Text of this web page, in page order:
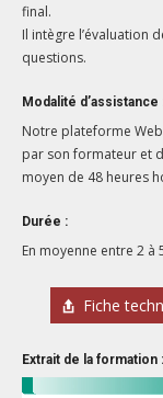
final.
Il intègre l’évaluation
questions.
Modalité d’assistance
Notre plateforme
par son formateur et
moyen de 48 heures
Durée :
En moyenne entre 2 à
Fiche
Extrait de la formation :
Lecteur